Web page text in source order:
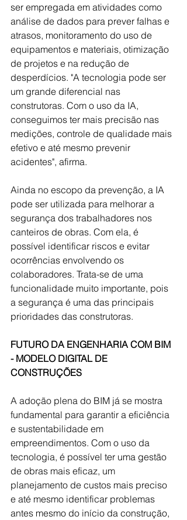
ser empregada em atividades como
análise de dados para prever falhas e
atrasos, monitoramento do uso de
equipamentos e materiais, otimização
de projetos e na redução de
desperdícios. "A tecnologia pode ser
um grande diferencial nas
construtoras. Com o uso da IA,
conseguimos ter mais precisão nas
medições, controle de qualidade mais
efetivo e até mesmo prevenir
acidentes", afirma.
Ainda no escopo da prevenção, a IA
pode ser utilizada para melhorar a
segurança dos trabalhadores nos
canteiros de obras. Com ela, é
possível identificar riscos e evitar
ocorrências envolvendo os
colaboradores. Trata-se de uma
funcionalidade muito importante, pois
a segurança é uma das principais
prioridades das construtoras.
FUTURO DA ENGENHARIA COM BIM
- MODELO DIGITAL DE
CONSTRUÇÕES
A adoção plena do BIM já se mostra
fundamental para garantir a eficiência
e sustentabilidade em
empreendimentos. Com o uso da
tecnologia, é possível ter uma gestão
de obras mais eficaz, um
planejamento de custos mais preciso
e até mesmo identificar problemas
antes mesmo do início da construção,